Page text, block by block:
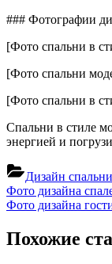
### Фотографии
[Фото спальни в
[Фото спальни
[Фото спальни в
Спальни в стиле
энергией и
Дизайн спальни
Навигация
по
записям
Previous
Post:
Фото дизайна
Next
Фото дизайна
Похожие